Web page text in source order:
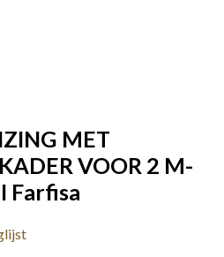
MET
VOOR 2 M-
Farfisa